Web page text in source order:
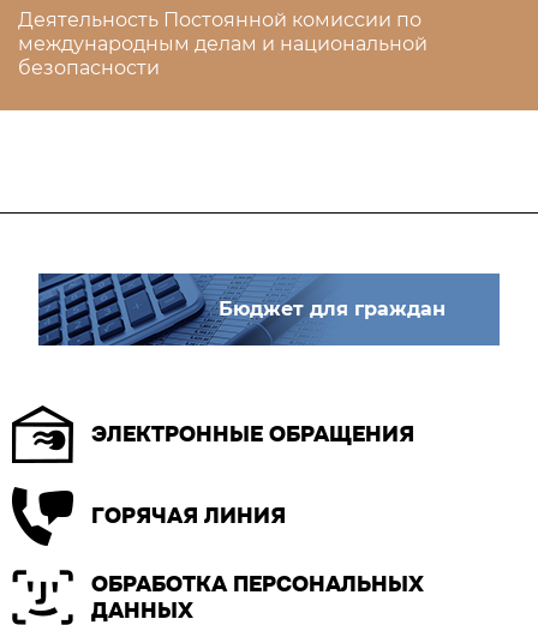
Деятельность Постоянной комиссии по
международным делам и национальной
безопасности
Бюджет для граждан
ЭЛЕКТРОННЫЕ ОБРАЩЕНИЯ
ГОРЯЧАЯ ЛИНИЯ
ОБРАБОТКА ПЕРСОНАЛЬНЫХ
ДАННЫХ